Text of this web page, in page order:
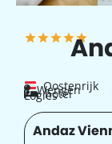
Oostenrijk
Wengen
hotel
Logies
Andaz